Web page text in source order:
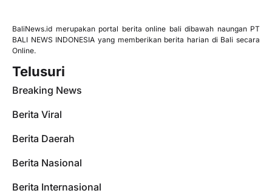
BaliNews.id merupakan portal berita online bali dibawah naungan PT
BALI NEWS INDONESIA yang memberikan berita harian di Bali secara
Online.
Telusuri
Breaking News
Berita Viral
Berita Daerah
Berita Nasional
Berita Internasional